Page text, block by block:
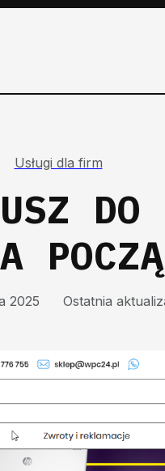
Usługi dla firm
2025 Ostatnia